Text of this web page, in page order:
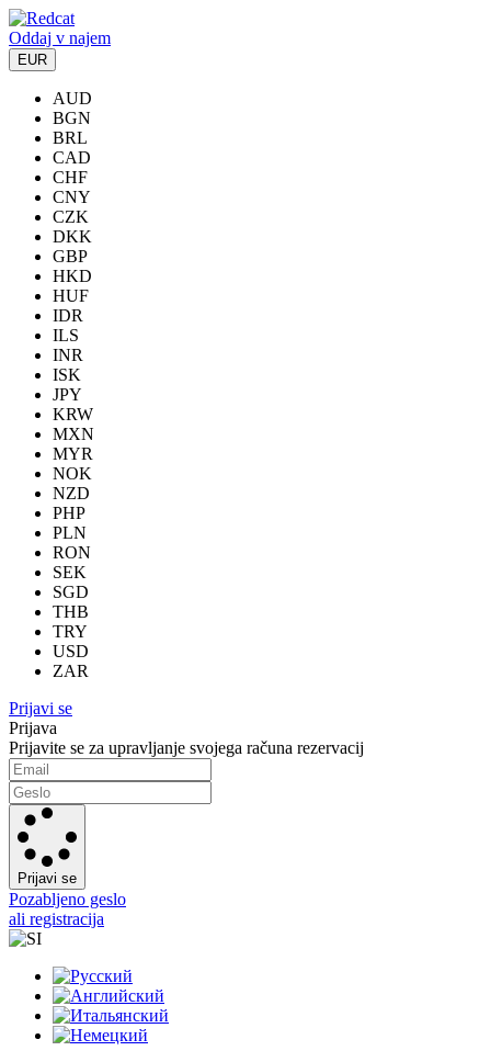
Oddaj v najem
EUR
AUD
BGN
BRL
CAD
CHF
CNY
CZK
DKK
GBP
HKD
HUF
IDR
ILS
INR
ISK
JPY
KRW
MXN
MYR
NOK
NZD
PHP
PLN
RON
SEK
SGD
THB
TRY
USD
ZAR
Prijavi se
Prijava
Prijavite se za upravljanje svojega računa rezervacij
Prijavi se
Pozabljeno geslo
ali registracija